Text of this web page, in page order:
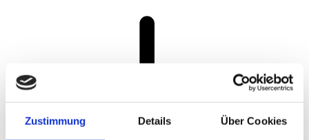
Zustimmung Details Über Cookies